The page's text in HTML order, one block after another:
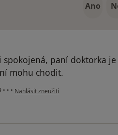
Ano
spokojená, paní doktorka
mohu chodit.
• • • podle názoru uživatele Monika
Nahlásit zneužití